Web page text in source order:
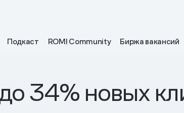
Подкаст ROMI Community Биржа вакансий
34% новых